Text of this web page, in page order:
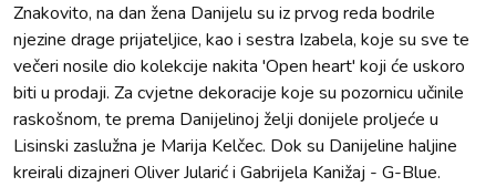
Znakovito, na dan žena Danijelu su iz prvog reda bodrile
njezine drage prijateljice, kao i sestra Izabela, koje su sve te
večeri nosile dio kolekcije nakita 'Open heart' koji će uskoro
biti u prodaji. Za cvjetne dekoracije koje su pozornicu učinile
raskošnom, te prema Danijelinoj želji donijele proljeće u
Lisinski zaslužna je Marija Kelčec. Dok su Danijeline haljine
kreirali dizajneri Oliver Jularić i Gabrijela Kanižaj - G-Blue.